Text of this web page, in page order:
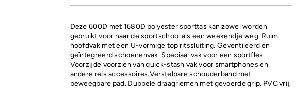
Deze 600D met 1680D polyester sporttas kan zowel worden
gebruikt voor naar de sportschool als een weekendje weg. Ruim
hoofdvak met een U-vormige top ritssluiting. Geventileerd en
geïntegreerd schoenenvak. Speciaal vak voor een sportfles.
Voorzijde voorzien van quick-stash vak voor smartphones en
andere reis accessoires.Verstelbare schouderband met
beweegbare pad. Dubbele draagriemen met gevoerde grip. PVC vrij.